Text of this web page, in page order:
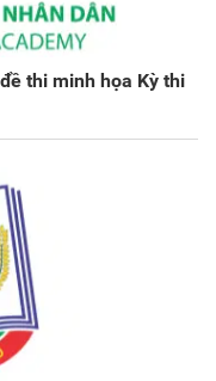
thi minh họa Kỳ thi